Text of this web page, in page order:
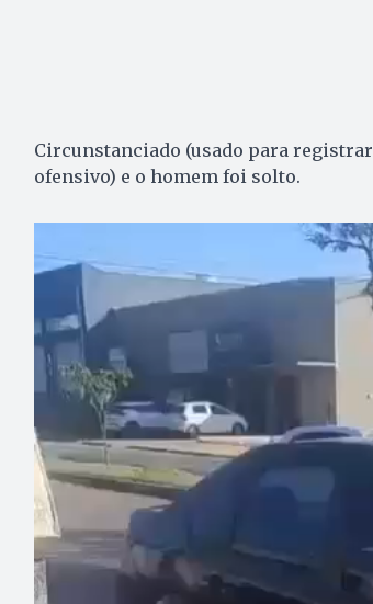
Circunstanciado (usado para
ofensivo) e o homem foi solto.